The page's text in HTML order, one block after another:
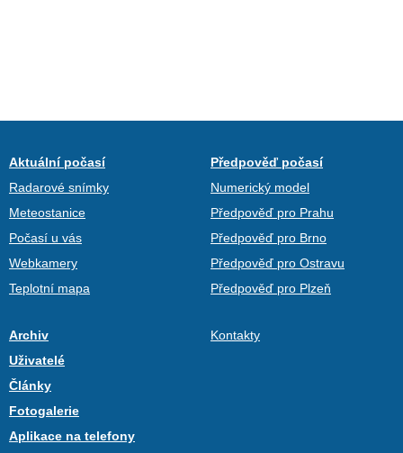
Aktuální počasí
Radarové snímky
Meteostanice
Počasí u vás
Webkamery
Teplotní mapa
Předpověď počasí
Numerický model
Předpověď pro Prahu
Předpověď pro Brno
Předpověď pro Ostravu
Předpověď pro Plzeň
Archiv
Uživatelé
Články
Fotogalerie
Aplikace na telefony
Kontakty